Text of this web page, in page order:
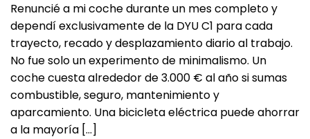
Renuncié a mi coche durante un mes completo y
dependí exclusivamente de la DYU C1 para cada
trayecto, recado y desplazamiento diario al trabajo.
No fue solo un experimento de minimalismo. Un
coche cuesta alrededor de 3.000 € al año si sumas
combustible, seguro, mantenimiento y
aparcamiento. Una bicicleta eléctrica puede ahorrar
a la mayoría […]